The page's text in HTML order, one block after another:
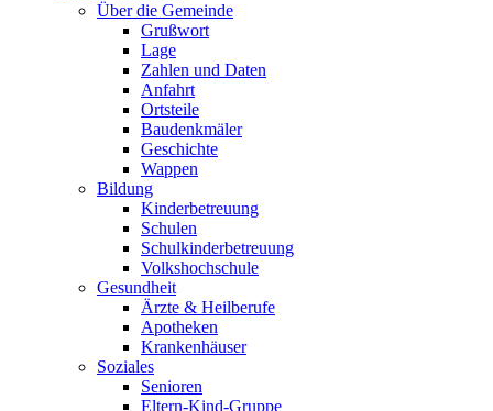
Über die Gemeinde
Grußwort
Lage
Zahlen und Daten
Anfahrt
Ortsteile
Baudenkmäler
Geschichte
Wappen
Bildung
Kinderbetreuung
Schulen
Schulkinderbetreuung
Volkshochschule
Gesundheit
Ärzte & Heilberufe
Apotheken
Krankenhäuser
Soziales
Senioren
Eltern-Kind-Gruppe